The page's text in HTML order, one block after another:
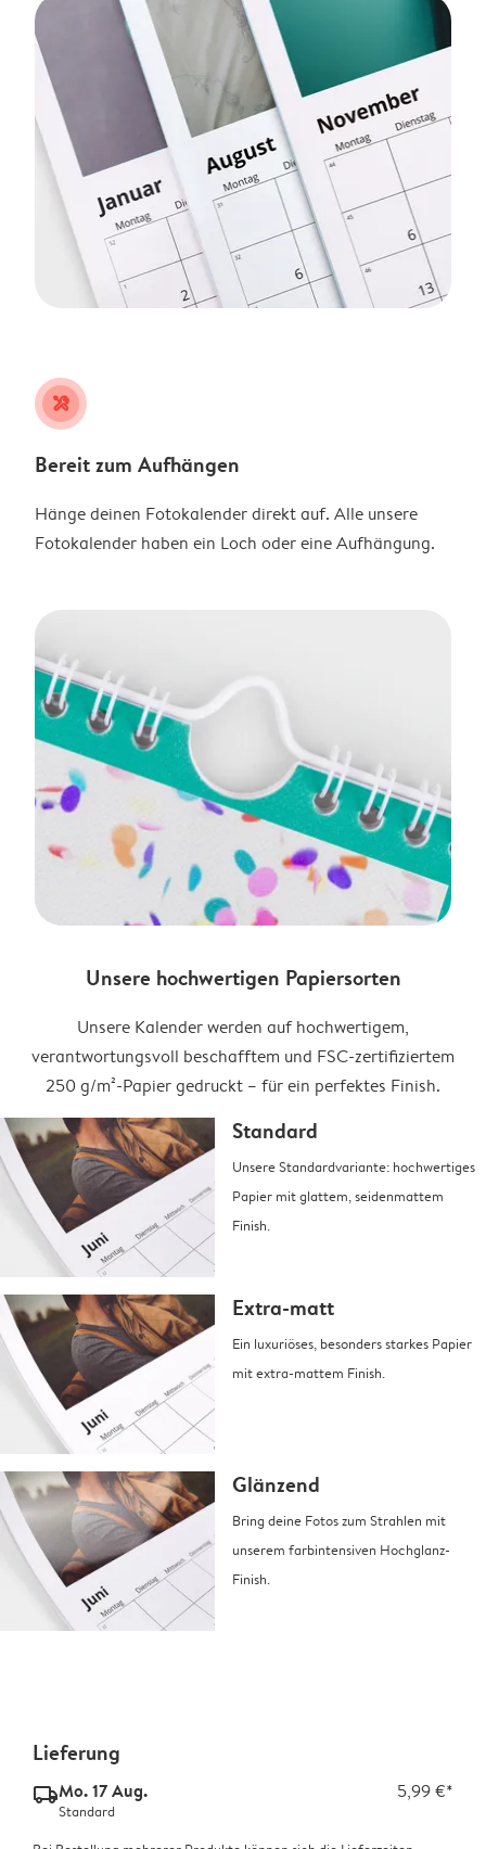
tools
Bereit zum Aufhängen
Hänge deinen Fotokalender direkt auf. Alle unsere
Fotokalender haben ein Loch oder eine Aufhängung.
Unsere hochwertigen Papiersorten
Unsere Kalender werden auf hochwertigem,
verantwortungsvoll beschafftem und FSC-zertifiziertem
250 g/m²-Papier gedruckt – für ein perfektes Finish.
Standard
Unsere Standardvariante: hochwertiges
Papier mit glattem, seidenmattem
Finish.
Extra-matt
Ein luxuriöses, besonders starkes Papier
mit extra-mattem Finish.
Glänzend
Bring deine Fotos zum Strahlen mit
unserem farbintensiven Hochglanz-
Finish.
Lieferung
delivery_standard_v2Mo. 17 Aug. 5,99 €*
Standard